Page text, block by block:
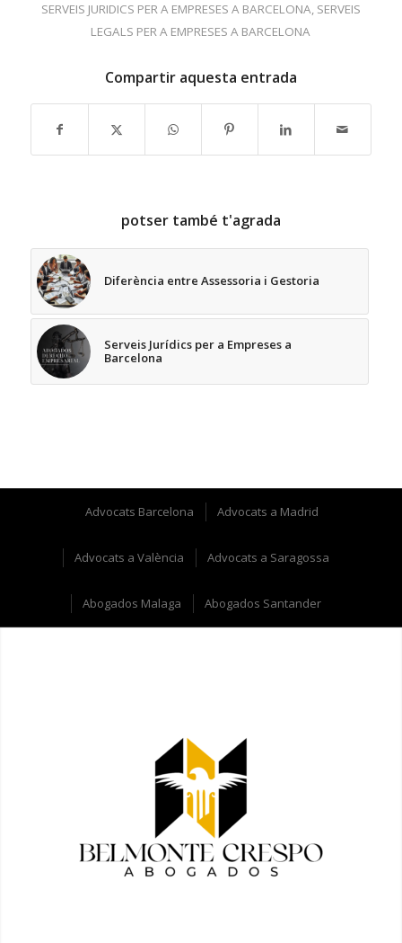
SERVEIS JURIDICS PER A EMPRESES A BARCELONA, SERVEIS
LEGALS PER A EMPRESES A BARCELONA
Compartir aquesta entrada
potser també t'agrada
Diferència entre Assessoria i Gestoria
Serveis Jurídics per a Empreses a
Barcelona
Advocats Barcelona Advocats a Madrid
Advocats a València Advocats a Saragossa
Abogados Malaga Abogados Santander